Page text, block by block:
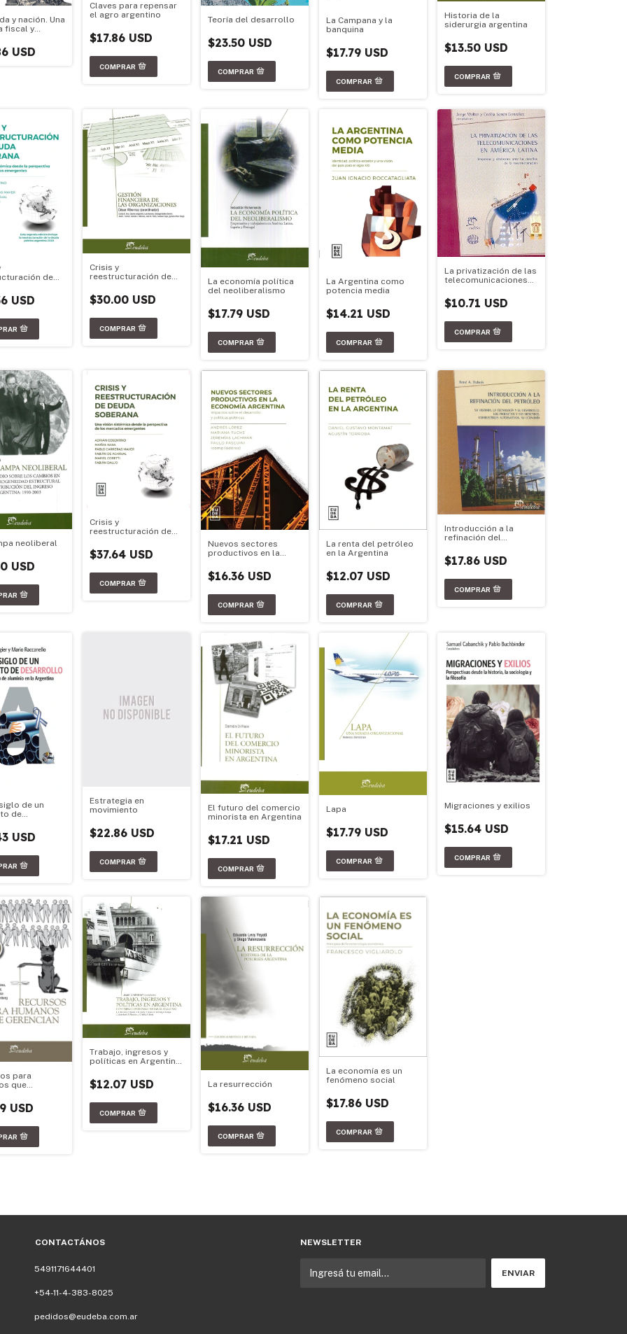
y nación. Una
fiscal y
USD
Claves para repensar
el agro argentino
$17.86 USD
Teoría del desarrollo
$23.50 USD
La Campana y la
banquina
$17.79 USD
Historia de la
siderurgia argentina
$13.50 USD
de
USD
Crisis y
reestructuración de
$30.00 USD
La economía política
del neoliberalismo
$17.79 USD
La Argentina como
potencia media
$14.21 USD
La privatización de las
telecomunicaciones
$10.71 USD
neoliberal
USD
Crisis y
reestructuración de
$37.64 USD
Nuevos sectores
productivos en la
$16.36 USD
La renta del petróleo
en la Argentina
$12.07 USD
Introducción a la
refinación del
$17.86 USD
de un
de
USD
Estrategia en
movimiento
$22.86 USD
El futuro del comercio
minorista en Argentina
$17.21 USD
Lapa
$17.79 USD
Migraciones y exilios
$15.64 USD
para
que
USD
Trabajo, ingresos y
políticas en Argentina:
pensar el siglo XXI
$12.07 USD La resurrección
$16.36 USD
La economía es un
fenómeno social
$17.86 USD
CONTACTÁNOS
5491171644401
+54-11-4-383-8025
pedidos@eudeba.com.ar
NEWSLETTER